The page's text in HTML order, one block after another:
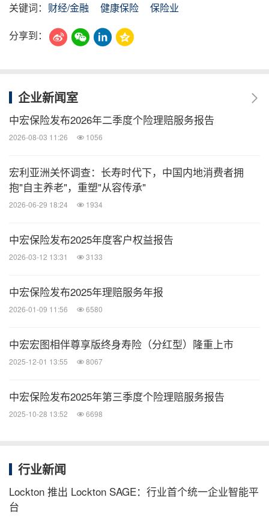
关键词： 财经/金融 健康保险
保险业
分享到：
企业新闻室
中宏保险发布2026年二季度个险理赔服务报告
2026-08-03 11:26 1056
宏利亚洲关怀调查：长寿时代下，中国内地消费者拥
抱"自主养老"，重塑"从容传承"
2026-06-29 18:24 1934
中宏保险发布2025年度客户权益报告
2026-03-12 13:31 3133
中宏保险发布2025年理赔服务年报
2026-01-09 11:56 6580
中宏宏图相伴尊享版终身寿险（分红型）隆重上市
2025-12-01 13:55 8067
中宏保险发布2025年第三季度个险理赔服务报告
2025-10-28 13:52 6698
行业新闻
Lockton 推出 Lockton SAGE：行业首个统一企业智能平
台